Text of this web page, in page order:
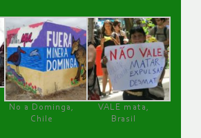
No a Dominga,
Chile
VALE mata,
Brasil